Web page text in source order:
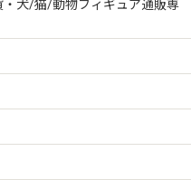
犬/猫/動物フィギュア通販専